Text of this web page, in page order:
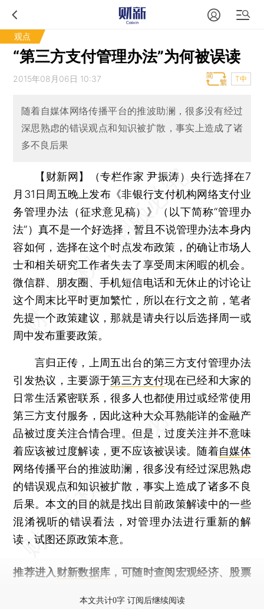
观点
“第三方支付管理办法”为何被误读
2015年08月06日 10:37 T中
随着自媒体网络传播平台的推波助澜，很多没有经过
深思熟虑的错误观点和知识被扩散，事实上造成了诸
多不良后果
【财新网】（专栏作家 尹振涛）央行选择在7
月31日周五晚上发布《非银行支付机构网络支付业
务管理办法（征求意见稿）》（以下简称“管理办
法”）真不是一个好选择，暂且不说管理办法本身内
容如何，选择在这个时点发布政策，的确让市场人
士和相关研究工作者失去了享受周末闲暇的机会。
微信群、朋友圈、手机短信电话和无休止的讨论让
这个周末比平时更加繁忙，所以在行文之前，笔者
先提一个政策建议，那就是请央行以后选择周一或
周中发布重要政策。
言归正传，上周五出台的第三方支付管理办法
引发热议，主要源于第三方支付现在已经和大家的
日常生活紧密联系，很多人也都使用过或经常使用
第三方支付服务，因此这种大众耳熟能详的金融产
品被过度关注合情合理。但是，过度关注并不意味
着应该被过度解读，更不应该被误读。随着自媒体
网络传播平台的推波助澜，很多没有经过深思熟虑
的错误观点和知识被扩散，事实上造成了诸多不良
后果。本文的目的就是找出目前政策解读中的一些
混淆视听的错误看法，对管理办法进行重新的解
读，试图还原政策本意。
推荐进入 财新数据库 ，可随时查阅宏观经济、股票
本文共计0字 订阅后继续阅读